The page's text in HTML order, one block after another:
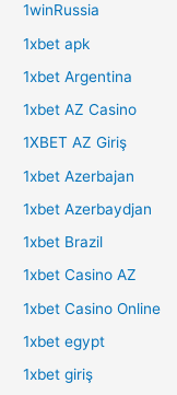
1winRussia
1xbet apk
1xbet Argentina
1xbet AZ Casino
1XBET AZ Giriş
1xbet Azerbajan
1xbet Azerbaydjan
1xbet Brazil
1xbet Casino AZ
1xbet Casino Online
1xbet egypt
1xbet giriş